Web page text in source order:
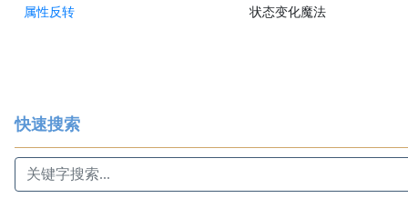
属性反转 状态变化魔法
快速搜索